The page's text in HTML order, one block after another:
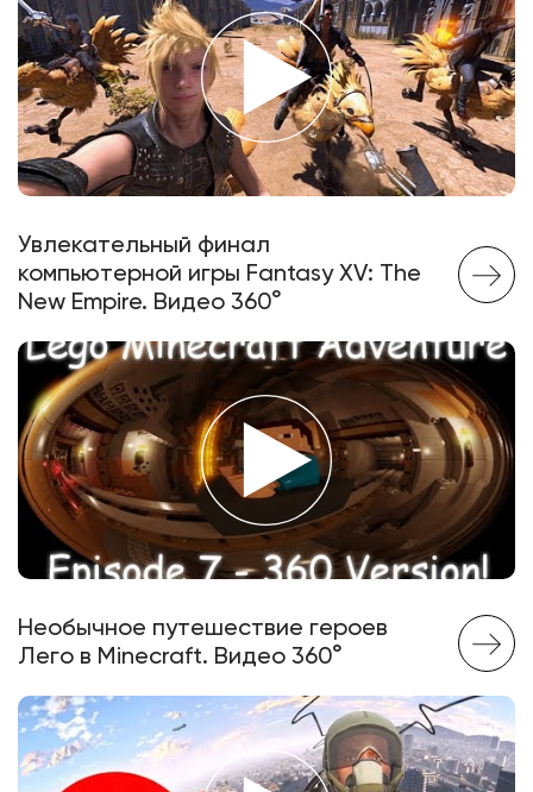
Увлекательный финал
компьютерной игры Fantasy XV: The
New Empire. Видео 360°
Необычное путешествие героев
Лего в Minecraft. Видео 360°